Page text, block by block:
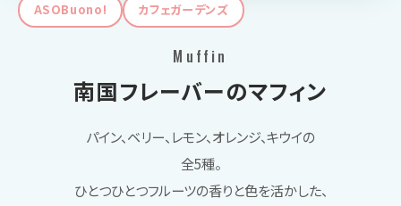
ASOBuono! カフェガーデンズ
Muffin
南国フレーバーのマフィン
パイン、ベリー、レモン、オレンジ、キウイの
全5種。
ひとつひとつフルーツの香りと色を活かした、